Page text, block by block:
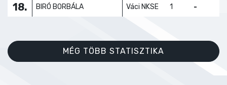
18. BIRÓ BORBÁLA Váci NKSE 1 -
MÉG TÖBB STATISZTIKA